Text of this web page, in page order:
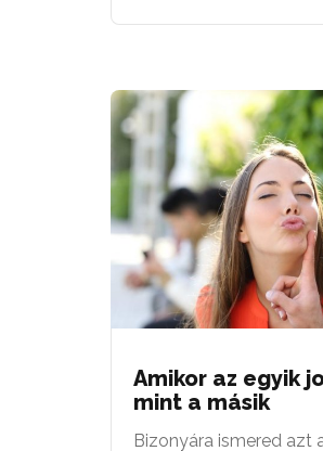
Amikor az egyik
mint a másik
Bizonyára ismered azt